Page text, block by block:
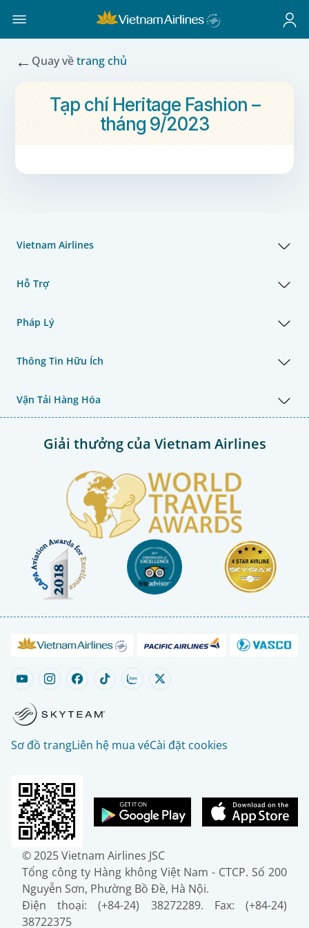
← Quay vềtrang chủ
Tạp chí Heritage Fashion –
tháng 9/2023
Vietnam Airlines
Hỗ Trợ
Pháp Lý
Thông Tin Hữu Ích
Vận Tải Hàng Hóa
Giải thưởng của Vietnam Airlines
Sơ đồ trangLiên hệ mua véCài đặt cookies
© 2025 Vietnam Airlines JSC
Tổng công ty Hàng không Việt Nam - CTCP. Số 200
Nguyễn Sơn, Phường Bồ Đề, Hà Nội.
Điện thoại: (+84-24) 38272289. Fax: (+84-24)
38722375